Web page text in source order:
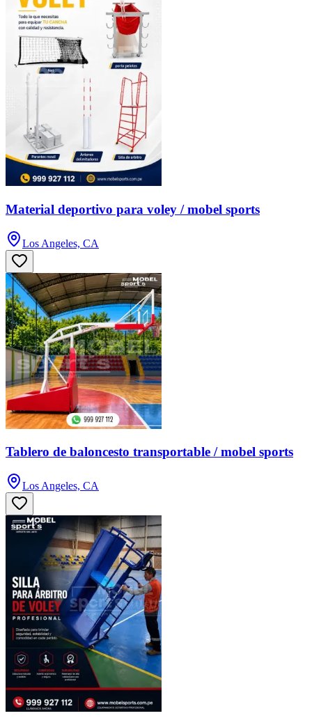
Material deportivo para voley / mobel sports
Los Angeles, CA
Tablero de baloncesto transportable / mobel sports
Los Angeles, CA